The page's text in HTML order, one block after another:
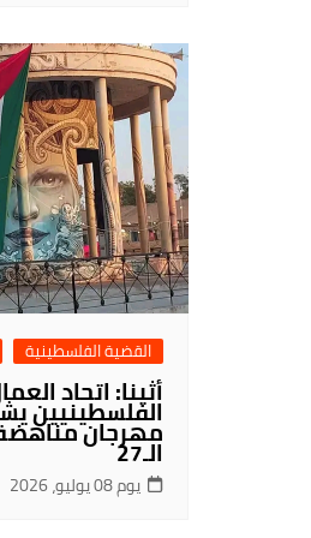
القضية الفلسطينية
أثينا: اتحاد
الفلسطينيين
مهرجان
الـ27
يوم 08 يوليو، 2026